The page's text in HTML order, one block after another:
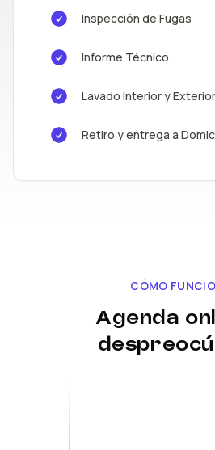
Inspección de Fugas
Informe Técnico
Lavado Interior y Exterior
Retiro y entrega a
CÓMO
Agenda